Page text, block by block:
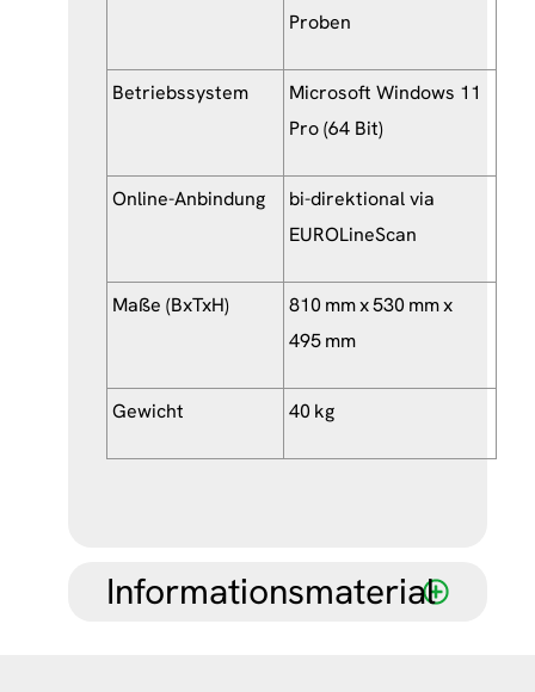
Proben
Betriebssystem
Microsoft Windows 11
Pro (64 Bit)
Online-Anbindung
bi-direktional via
EUROLineScan
Maße (BxTxH)
810 mm x 530 mm x
495 mm
Gewicht 40 kg
Informationsmaterial